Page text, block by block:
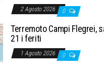
2 Agosto 2026 0
Terremoto Campi Flegrei,
21 i feriti
1 Agosto 2026 0